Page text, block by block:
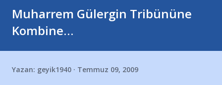
Muharrem Gülergin Tribününe
Kombine…
Yazan: geyik1940 Temmuz 09, 2009